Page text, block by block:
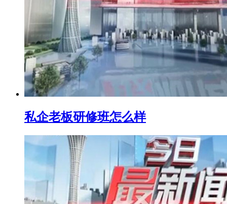
私企老板研修班怎么样